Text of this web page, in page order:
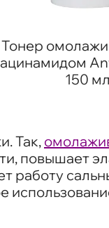
Тонер
150 мл
Так,
повышает
работу